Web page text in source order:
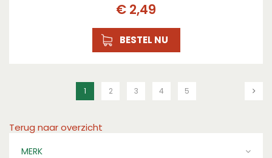
€ 2,49
BESTEL NU
1 2 3 4 5
Terug naar overzicht
MERK